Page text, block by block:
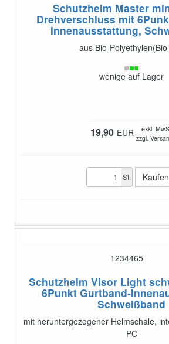
Schutzhelm Master
Drehverschluss mit
Innenausstattung,
aus Bio-
wenige auf Lager
19,90 EUR
exkl.
zzgl.
St.
1234465
Schutzhelm Visor Light
6Punkt Gurtband-
Schweißband
mit heruntergezogener Helmschale,
PC